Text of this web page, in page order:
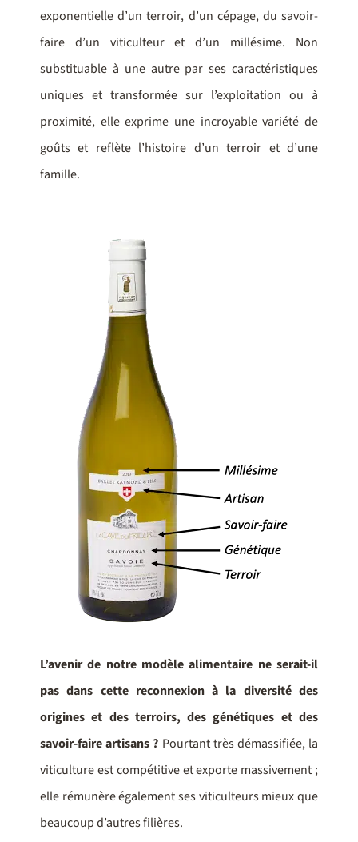
exponentielle d’un terroir, d’un cépage, du savoir-
faire d’un viticulteur et d’un millésime. Non
substituable à une autre par ses caractéristiques
uniques et transformée sur l’exploitation ou à
proximité, elle exprime une incroyable variété de
goûts et reflète l’histoire d’un terroir et d’une
famille.
L’avenir de notre modèle alimentaire ne serait-il
pas dans cette reconnexion à la diversité des
origines et des terroirs, des génétiques et des
savoir-faire artisans ? Pourtant très démassifiée, la
viticulture est compétitive et exporte massivement ;
elle rémunère également ses viticulteurs mieux que
beaucoup d’autres filières.